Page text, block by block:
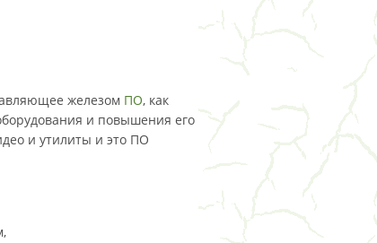
железом ПО, как
и повышения его
и утилиты и это ПО